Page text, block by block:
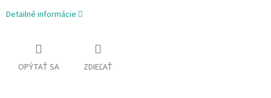
Detailné informácie
OPÝTAŤ SA ZDIEĽAŤ